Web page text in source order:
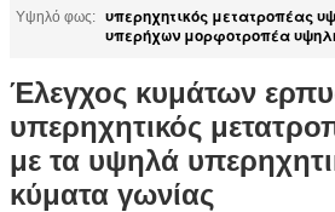
Υψηλό φως: υπερηχητικός μετατροπέας
υπερήχων μορφοτροπέα
Έλεγχος κυμάτων
υπερηχητικός
με τα υψηλά
κύματα γωνίας